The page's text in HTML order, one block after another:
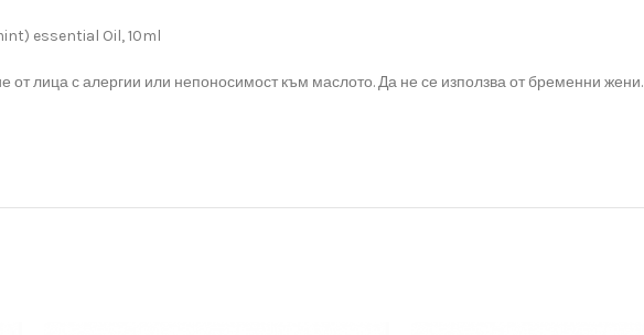
essential Oil, 10ml
от лица с алергии или непоносимост към маслото. Да не се използва от бременни жени.